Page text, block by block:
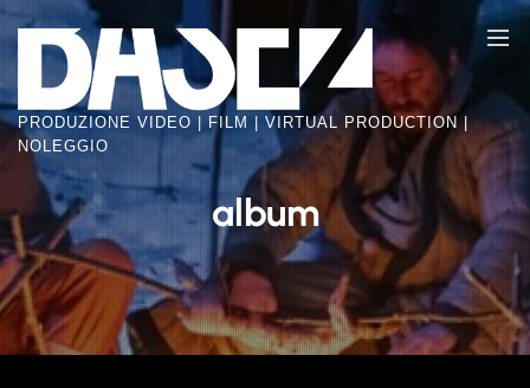
Skip
to
the
content
BASE2
VIDEO
FACTORY
PRODUZIONE VIDEO | FILM | VIRTUAL PRODUCTION |
NOLEGGIO
album